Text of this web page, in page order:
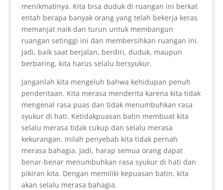
menikmatinya. Kita bisa duduk di ruangan ini berkat
entah berapa banyak orang yang telah bekerja keras
memanjat naik dan turun untuk membangun
ruangan setinggi ini dan membersihkan ruangan ini.
Jadi, baik saat berjalan, berdiri, duduk, maupun
berbaring, kita harus selalu bersyukur.
Janganlah kita mengeluh bahwa kehidupan penuh
penderitaan. Kita merasa menderita karena kita tidak
mengenal rasa puas dan tidak menumbuhkan rasa
syukur di hati. Ketidakpuasan batin membuat kita
selalu merasa tidak cukup dan selalu merasa
kekurangan. Inilah penyebab kita tidak pernah
merasa bahagia. Jadi, harap semua orang dapat
benar-benar menumbuhkan rasa syukur di hati dan
pikiran kita. Dengan memiliki kepuasan batin, kita
akan selalu merasa bahagia.